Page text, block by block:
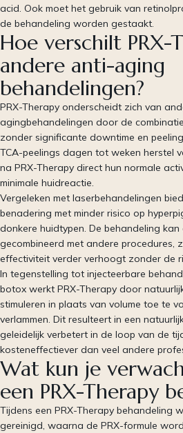
acid. Ook moet het gebruik van
de behandeling worden gestaakt.
Hoe verschilt PRX-
andere anti-aging
behandelingen?
PRX-Therapy onderscheidt zich van
agingbehandelingen door de
zonder significante downtime en
TCA-peelings dagen tot weken herstel
na PRX-Therapy direct hun normale
minimale huidreactie.
Vergeleken met laserbehandelingen
benadering met minder risico op
donkere huidtypen. De behandeling
gecombineerd met andere procedures,
effectiviteit verder verhoogt zonder de
In tegenstelling tot injecteerbare
botox werkt PRX-Therapy door
stimuleren in plaats van volume toe te
verlammen. Dit resulteert in een
geleidelijk verbetert in de loop van de
kosteneffectiever dan veel andere
Wat kun je
een PRX-Therapy
Tijdens een PRX-Therapy behandeling
gereinigd, waarna de PRX-formule